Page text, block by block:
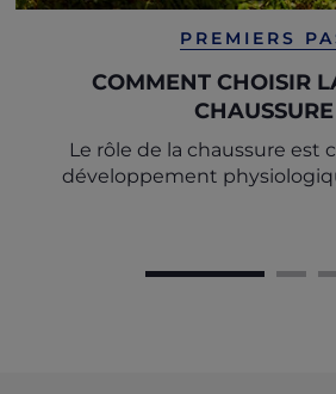
PREMIERS
COMMENT CHOISIR
CHAUSSURE
Le rôle de la chaussure est
développement